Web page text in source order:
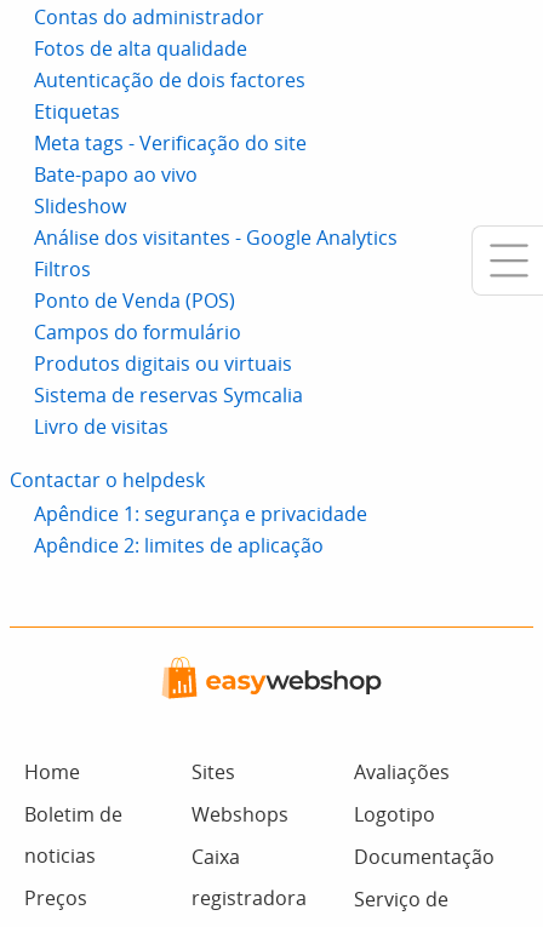
Contas do administrador
Fotos de alta qualidade
Autenticação de dois factores
Etiquetas
Meta tags - Verificação do site
Bate-papo ao vivo
Slideshow
Análise dos visitantes - Google Analytics
Filtros
Ponto de Venda (POS)
Campos do formulário
Produtos digitais ou virtuais
Sistema de reservas Symcalia
Livro de visitas
Contactar o helpdesk
Apêndice 1: segurança e privacidade
Apêndice 2: limites de aplicação
Home
Boletim de
noticias
Preços
Sites
Webshops
Caixa
registradora
Avaliações
Logotipo
Documentação
Serviço de